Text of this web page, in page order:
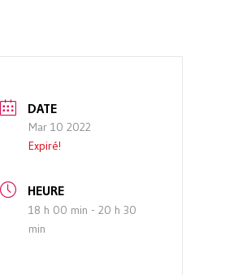
DATE
Mar 10 2022
Expiré!
HEURE
18 h 00 min - 20 h 30
min